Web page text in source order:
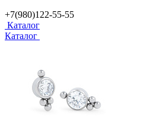
+7(980)122-55-55
Каталог
Каталог